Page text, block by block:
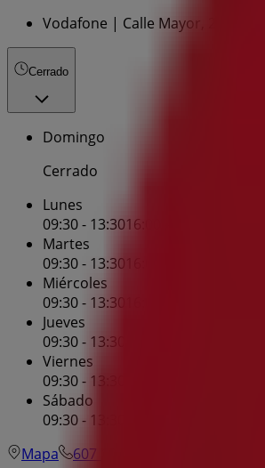
Vodafone | Calle Mayor, 26
Cerrado
Domingo
Cerrado
Lunes
09:30 - 13:3016:00 - 20:00
Martes
09:30 - 13:30
Miércoles
09:30 - 13:30
Jueves
09:30 - 13:30
Viernes
09:30 - 13:30
Sábado
09:30 - 13:30
Mapa
607 10 02 17